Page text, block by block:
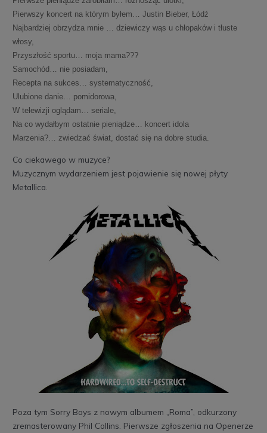
Pierwszy koncert na którym byłem… Justin Bieber, Łódź
Najbardziej obrzydza mnie … dziewiczy wąs u chłopaków i tłuste
włosy,
Przyszłość sportu… moja mama???
Samochód… nie posiadam,
Recepta na sukces… systematyczność,
Ulubione danie… pomidorowa,
W telewizji oglądam… seriale,
Na co wydałbym ostatnie pieniądze… koncert idola
Marzenia?… zwiedzać świat, dostać się na dobre studia.
Co ciekawego w muzyce?
Muzycznym wydarzeniem jest pojawienie się nowej płyty
Metallica.
Poza tym Sorry Boys z nowym albumem „Roma”, odkurzony
zremasterowany Phil Collins. Pierwsze zgłoszenia na Openerze